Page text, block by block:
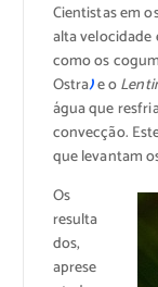
Cientistas em
alta
como os
Ostra)e o
água que
convecção.
que levantam
Os
resulta
dos,
aprese